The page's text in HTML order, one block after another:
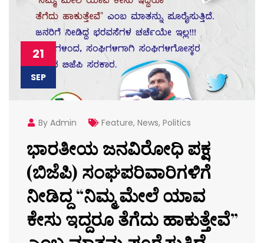
21
SEP
By Admin Feature, News, Politics
ಭಾರತೀಯ ಜನವಿರೋಧಿ ಪಕ್ಷ
(ಬಿಜೆಪಿ) ಸಂಘಪರಿವಾರಿಗಳಿಗೆ
ನೀಡಿದ್ದ “ನಿಮ್ಮ ಮೇಲೆ ಯಾವ
ಕೇಸು ಇದ್ದರೂ ತೆಗೆದು ಹಾಕುತ್ತೇವೆ”